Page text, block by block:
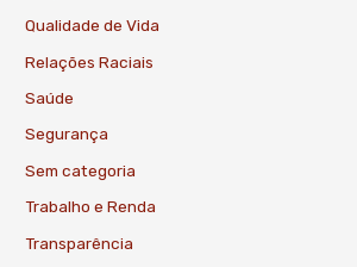
Qualidade de Vida
Relações Raciais
Saúde
Segurança
Sem categoria
Trabalho e Renda
Transparência